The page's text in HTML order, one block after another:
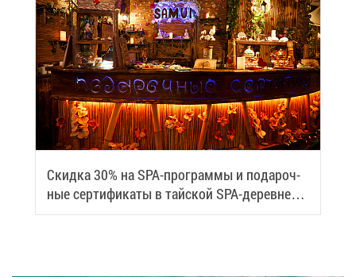
Скид­ка 30% на SPA-про­грам­мы и по­да­роч­
ные сер­ти­фи­ка­ты в тай­ской SPA-де­ревне
Samui